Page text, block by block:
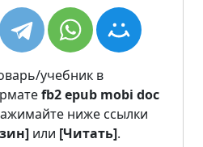
учебник в
fb2epub mobi doc
ниже ссылки
или [Читать].